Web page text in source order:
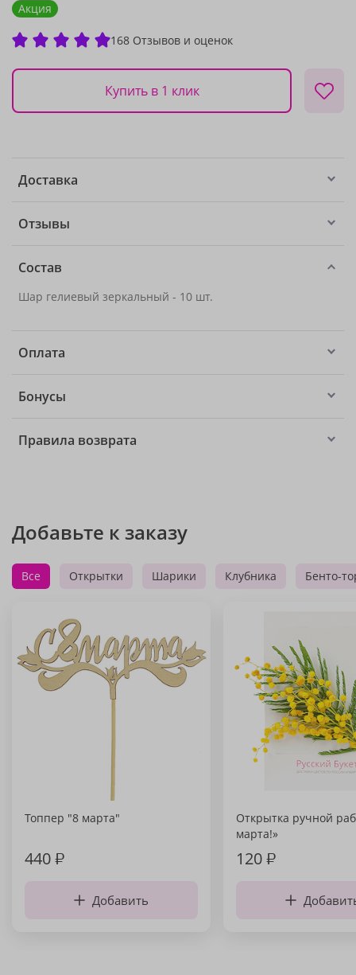
Акция
168 Отзывов и оценок
Купить в 1 клик
Доставка
Отзывы
Состав
Шар гелиевый зеркальный - 10 шт.
Оплата
Бонусы
Правила возврата
Добавьте к заказу
Все Открытки Шарики Клубника Бенто-
Топпер "8 марта"
440₽
Добавить
Открытка ручной
марта!»
120₽